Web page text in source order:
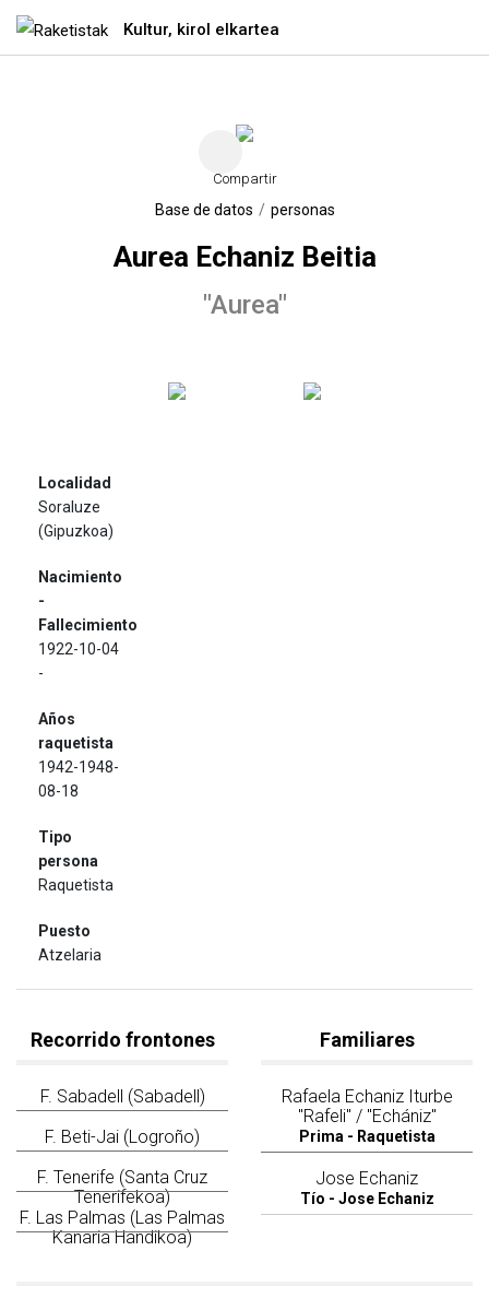
Ir directamente al contenido
Kultur, kirol elkartea
Compartir
Base de datos personas
Aurea Echaniz Beitia
"Aurea"
Soraluze
(Gipuzkoa)
1922-10-04
-
1942-1948-
08-18
Raquetista
Atzelaria
Recorrido frontones
F. Sabadell (Sabadell)más información sobre F. Sabadell
F. Beti-Jai (Logroño)más información sobre F. Beti-Jai (Logroño)
F. Tenerife (Santa Cruz
Tenerifekoa)
más información sobre F. Tenerife (Santa
F. Las Palmas (Las Palmas
Kanaria Handikoa)
más información sobre F. Las Palmas (Las
Familiares
Rafaela Echaniz Iturbe
"Rafeli" / "Echániz"
más
Prima - Raquetista
Jose Echaniz
Tío - Jose Echaniz